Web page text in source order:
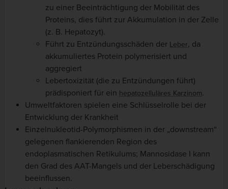
zu einer Beeinträchtigung der Mobilität des
Proteins, dies führt zur Akkumulation in der Zelle
(z. B. Hepatozyt).
Führt zu Entzündungsschäden der Leber, da
akkumuliertes Protein polymerisiert und
aggregiert
Lebertoxizität (die zu Entzündungen führt)
prädisponiert für ein hepatozelluläres Karzinom.
Umweltfaktoren spielen eine Schlüsselrolle bei der
Entwicklung der Krankheit
Einzelnukleotid-Polymorphismen in der „downstream“
gelegenen flankierenden Region des
endoplasmatischen Retikulums; Mannosidase I kann
den Grad des AAT-Mangels und der Leberschädigung
beeinflussen.